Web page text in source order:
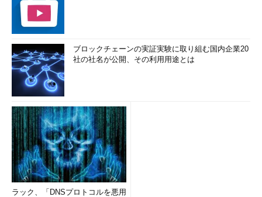
ブロックチェーンの実証実験に取り組む国内企業20
社の社名が公開、その利用用途とは
ラック、「DNSプロトコルを悪用